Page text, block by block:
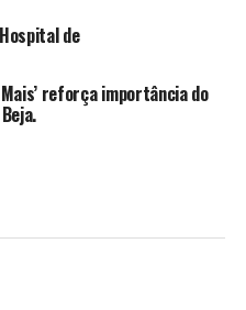
de
reforça importância do